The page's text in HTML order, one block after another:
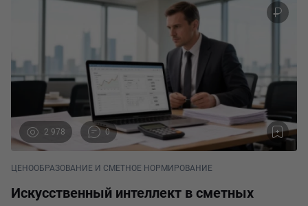
2 978 0
ЦЕНООБРАЗОВАНИЕ И СМЕТНОЕ НОРМИРОВАНИЕ
Искусственный интеллект в сметных